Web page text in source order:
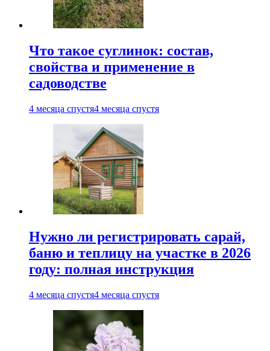
Что такое суглинок: состав,
свойства и применение в
садоводстве
4 месяца спустя4 месяца спустя
Нужно ли регистрировать сарай,
баню и теплицу на участке в 2026
году: полная инструкция
4 месяца спустя4 месяца спустя